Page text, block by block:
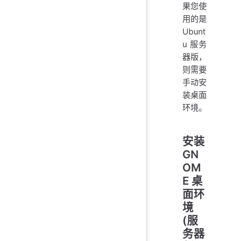
果您使
用的是
Ubunt
u 服务
器版，
则需要
手动安
装桌面
环境。
安装
GN
OM
E 桌
面环
境
(服
务器